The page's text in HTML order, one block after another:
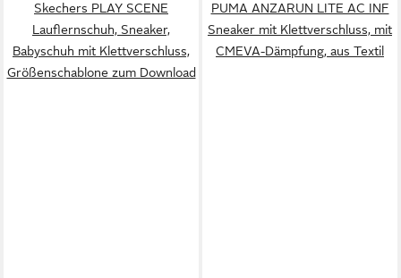
Skechers PLAY SCENE
Lauflernschuh, Sneaker,
Babyschuh mit Klettverschluss,
Größenschablone zum Download
PUMA ANZARUN LITE AC INF
Sneaker mit Klettverschluss, mit
CMEVA-Dämpfung, aus Textil